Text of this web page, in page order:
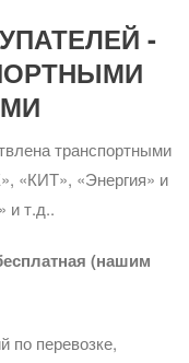
-
транспортными
«КИТ», «Энергия» и
и т.д..
(нашим
по перевозке,